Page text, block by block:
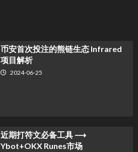
币安首次投注的熊链生态 Infrared
项目解析
2024-06-25
近期打符文必备工具 ⟶
Ybot+OKX Runes市场